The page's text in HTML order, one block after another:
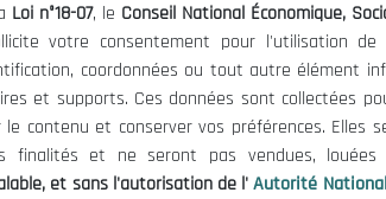
Mentions Légales
Conditions d'Utilisation
Politique de Protection des
Politique des Cookies
Loi n°18-07, le Conseil National Économique,
votre consentement pour l'utilisation de
coordonnées ou tout autre élément
et supports. Ces données sont collectées
le contenu et conserver vos préférences. Elles
finalités et ne seront pas vendues,
et sans l'autorisation de l' Autorité